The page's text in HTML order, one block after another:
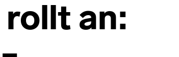
an: